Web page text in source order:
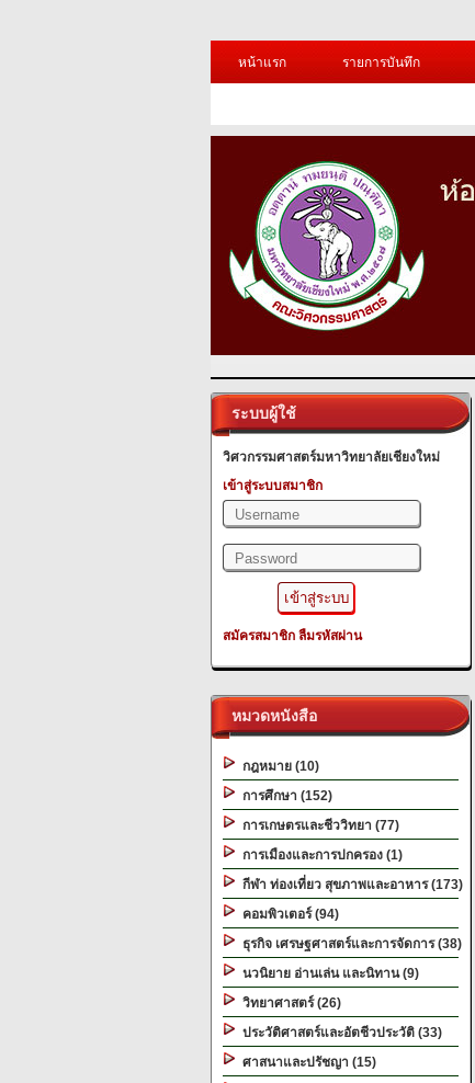
หน้าแรก
รายการบันทึก
ระบบผู้ใช้
วิศวกรรมศาสตร์มหาวิทยาลัยเชียงใหม่
เข้าสู่ระบบสมาชิก
สมัครสมาชิก ลืมรหัสผ่าน
หมวดหนังสือ
กฎหมาย (10)
การศึกษา (152)
การเกษตรและชีววิทยา (77)
การเมืองและการปกครอง (1)
กีฬา ท่องเที่ยว สุขภาพและอาหาร (173)
คอมพิวเตอร์ (94)
ธุรกิจ เศรษฐศาสตร์และการจัดการ (38)
นวนิยาย อ่านเล่น และนิทาน (9)
วิทยาศาสตร์ (26)
ประวัติศาสตร์และอัตชีวประวัติ (33)
ศาสนาและปรัชญา (15)